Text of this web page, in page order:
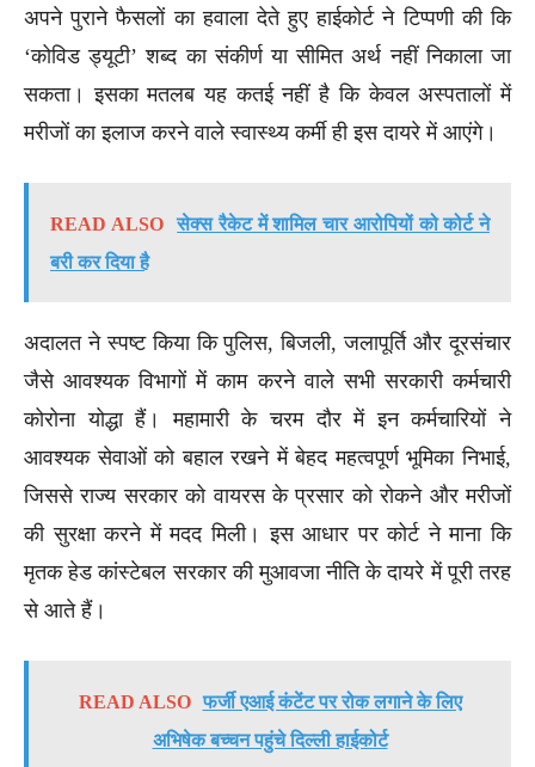
अपने पुराने फैसलों का हवाला देते हुए हाईकोर्ट ने टिप्पणी की कि
‘कोविड ड्यूटी’ शब्द का संकीर्ण या सीमित अर्थ नहीं निकाला जा
सकता। इसका मतलब यह कतई नहीं है कि केवल अस्पतालों में
मरीजों का इलाज करने वाले स्वास्थ्य कर्मी ही इस दायरे में आएंगे।
READ ALSO
सेक्स रैकेट में शामिल चार आरोपियों को कोर्ट ने
बरी कर दिया है
अदालत ने स्पष्ट किया कि पुलिस, बिजली, जलापूर्ति और दूरसंचार
जैसे आवश्यक विभागों में काम करने वाले सभी सरकारी कर्मचारी
कोरोना योद्धा हैं। महामारी के चरम दौर में इन कर्मचारियों ने
आवश्यक सेवाओं को बहाल रखने में बेहद महत्वपूर्ण भूमिका निभाई,
जिससे राज्य सरकार को वायरस के प्रसार को रोकने और मरीजों
की सुरक्षा करने में मदद मिली। इस आधार पर कोर्ट ने माना कि
मृतक हेड कांस्टेबल सरकार की मुआवजा नीति के दायरे में पूरी तरह
से आते हैं।
READ ALSO फर्जी एआई कंटेंट पर रोक लगाने के लिए
अभिषेक बच्चन पहुंचे दिल्ली हाईकोर्ट